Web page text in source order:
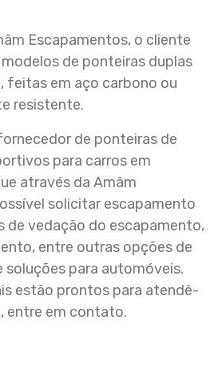
Escapamentos, o cliente
de ponteiras duplas
feitas em aço carbono ou
resistente.
de ponteiras de
para carros em
através da Amâm
solicitar escapamento
de vedação do escapamento,
entre outras opções de
soluções para automóveis.
estão prontos para atendê-
entre em contato.